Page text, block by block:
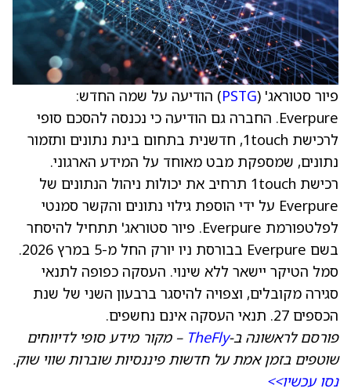
פיור סטוראג' (PSTG) הודיעה על שמה החדש:
Everpure. החברה גם הודיעה כי נכנסה להסכם סופי
לרכישת 1touch, חדשנית בתחום בינת נתונים ותזמור
נתונים, שמספקת מבט מאוחד על המידע הארגוני.
רכישת 1touch תרחיב את יכולות ניהול הנתונים של
Everpure על ידי הוספת גילוי נתונים והקשר סמנטי
לפלטפורמת Everpure. פיור סטוראג' תתחיל להיסחר
בשם Everpure בבורסת ניו יורק החל מ-5 במרץ 2026.
סמל הטיקר יישאר ללא שינוי. העסקה כפופה לתנאי
סגירה מקובלים, וצפויה להיסגר ברבעון השני של שנת
הכספים 27. תנאי העסקה אינם נחשפים.
פורסם לראשונה ב-TheFly – מקור מידע סופי לדיווחים
שוטפים בזמן אמת על חדשות פיננסיות שוברות שווי שוק.
נסו עכשיו>>